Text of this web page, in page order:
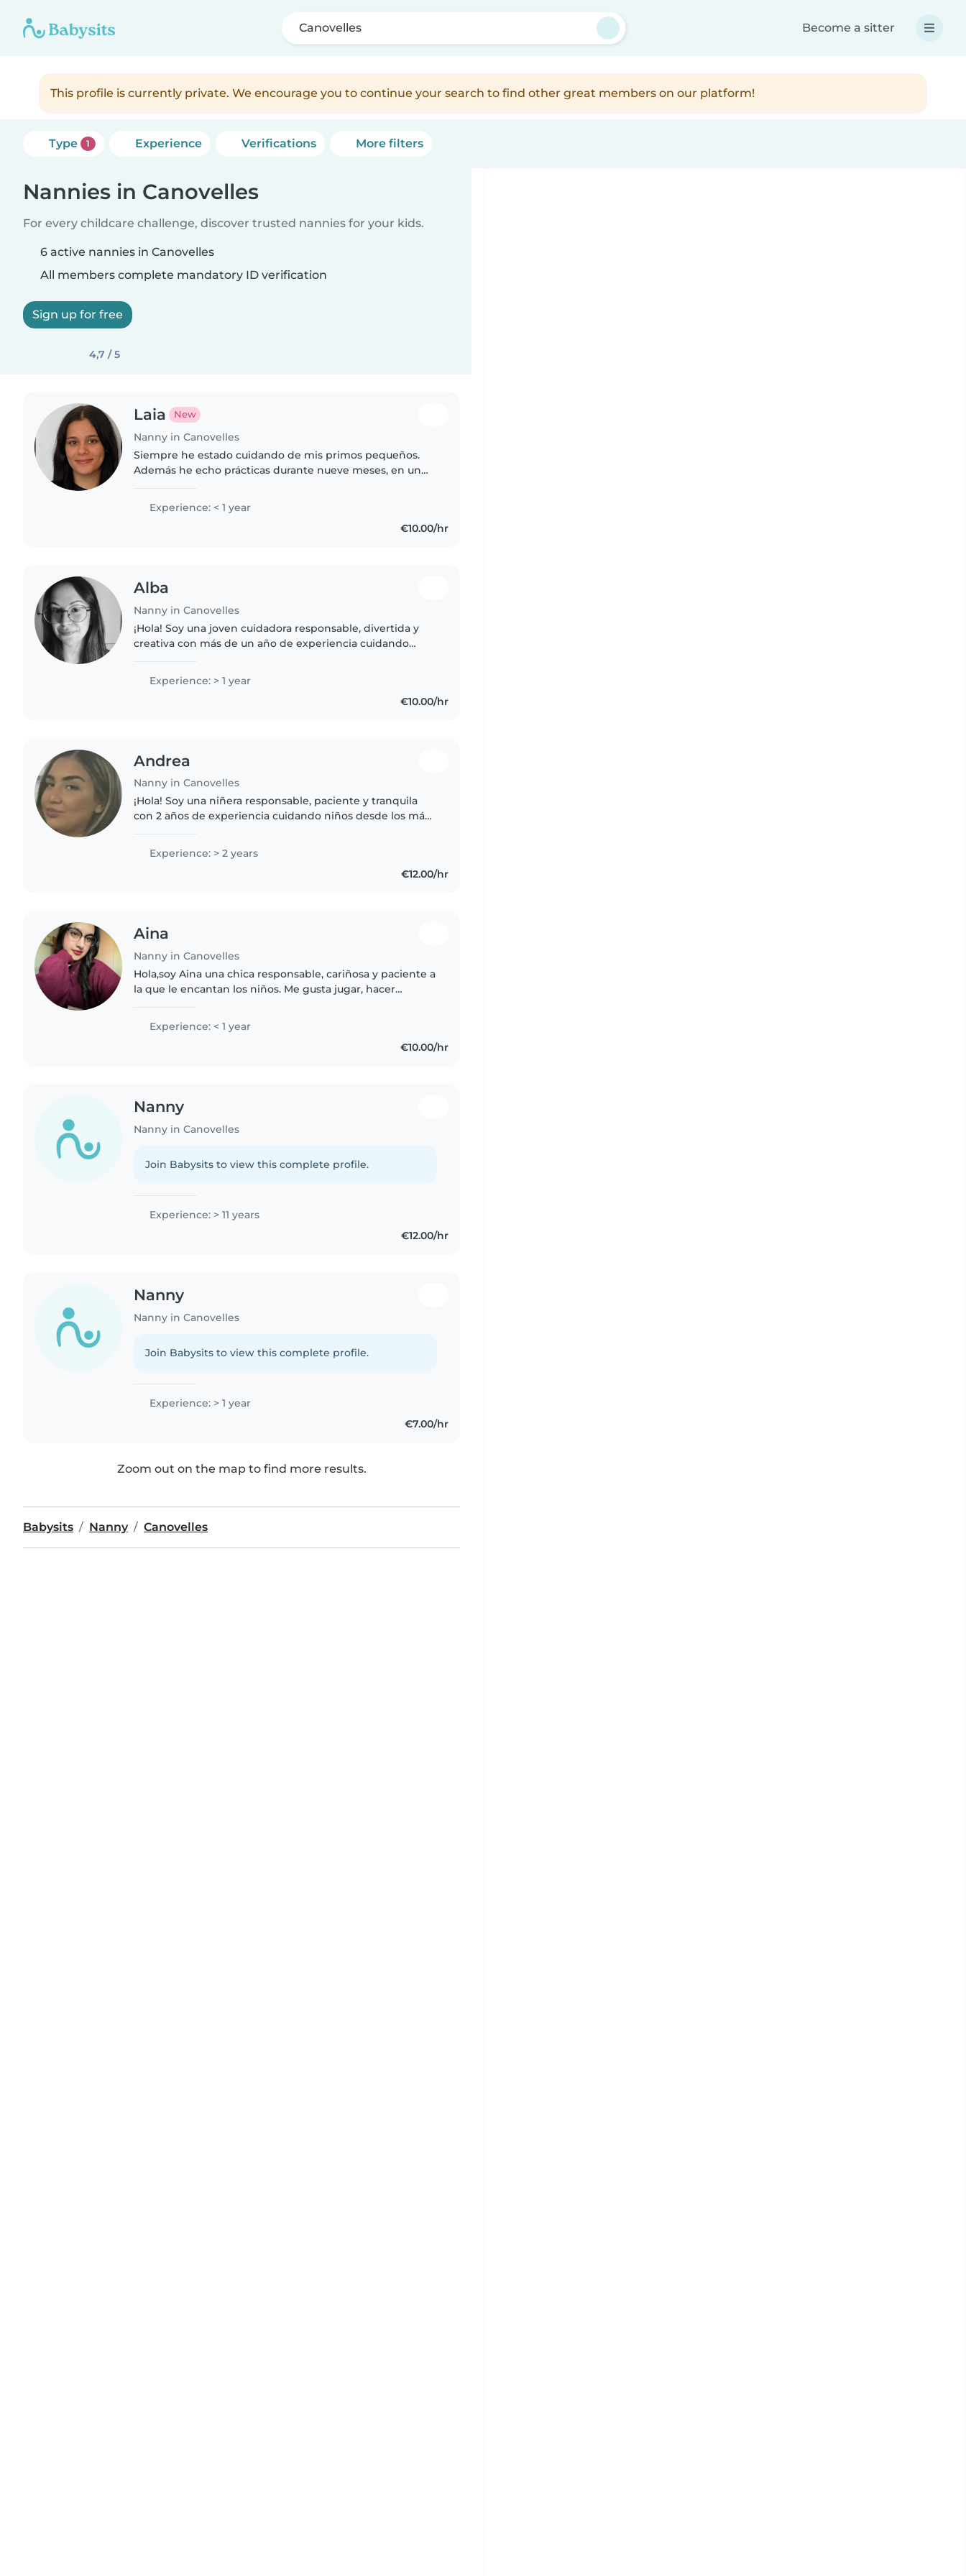
Canovelles Become a sitter
This profile is currently private. We encourage you to continue your search to find other great members on our platform!
Type 1 Experience Verifications More filters
Nannies in Canovelles
For every childcare challenge, discover trusted nannies for your kids.
6 active nannies in Canovelles
All members complete mandatory ID verification
Sign up for free
4,7 / 5
Laia New
Nanny in Canovelles
Siempre he estado cuidando de mis primos pequeños.
Además he echo prácticas durante nueve meses, en un
12. Ahora voy a estudiar..
Experience: < 1 year
€10.00/hr
Alba
Nanny in Canovelles
¡Hola! Soy una joven cuidadora responsable, divertida y
creativa con más de un año de experiencia cuidando
Experience: > 1 year
€10.00/hr
Andrea
Nanny in Canovelles
¡Hola! Soy una niñera responsable, paciente y tranquila
con 2 años de experiencia cuidando niños desde los más
niños con autismo..
Experience: > 2 years
€12.00/hr
Aina
Nanny in Canovelles
Hola,soy Aina una chica responsable, cariñosa y paciente a
la que le encantan los niños. Me gusta jugar, hacer
También puedo ayudar..
Experience: < 1 year
€10.00/hr
Nanny
Nanny in Canovelles
Join Babysits to view this complete profile.
Experience: > 11 years
€12.00/hr
Nanny
Nanny in Canovelles
Join Babysits to view this complete profile.
Experience: > 1 year
€7.00/hr
Zoom out on the map to find more results.
Babysits Nanny Canovelles